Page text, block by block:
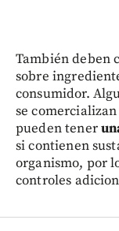
También deben
sobre
consumidor.
se
pueden tener
si contienen
organismo, por
controles